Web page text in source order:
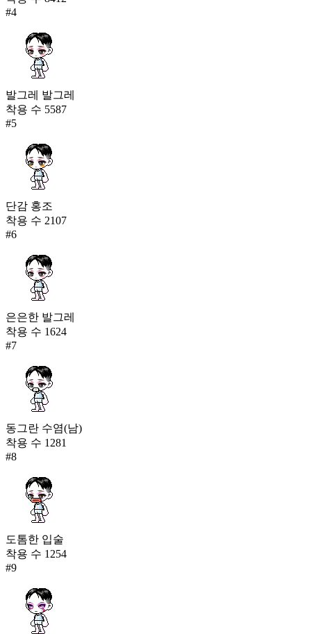
#4
발그레 발그레
착용 수 5587
#5
단감 홍조
착용 수 2107
#6
은은한 발그레
착용 수 1624
#7
동그란 수염(남)
착용 수 1281
#8
도톰한 입술
착용 수 1254
#9